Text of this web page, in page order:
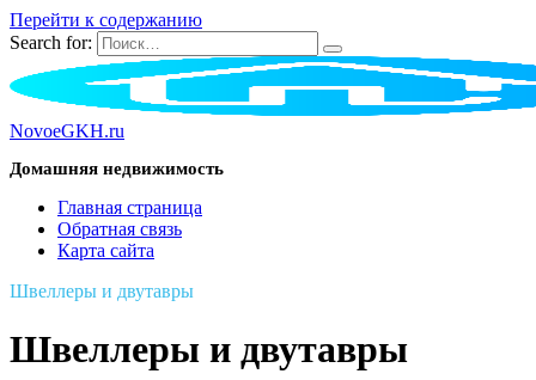
Перейти к содержанию
Search for:
NovoeGKH.ru
Домашняя недвижимость
Главная страница
Обратная связь
Карта сайта
Швеллеры и двутавры
Швеллеры и двутавры